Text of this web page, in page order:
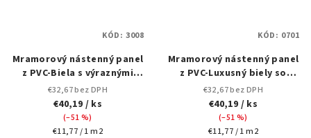
Mramorový nástenný panel
z PVC-Biela s výraznými
čiernymi žilami,-3008-
120x280 cm
€32,67 bez DPH
€40,19 / ks
(–51 %)
Jednotková
€11,77 / 1 m2
KÓD: 3008
Mramorový nástenný panel
z PVC-Luxusný biely so
sivými žilami-0701-120x280
cm,matný
€32,67 bez DPH
€40,19 / ks
(–51 %)
Jednotková
€11,77 / 1 m2
KÓD: 0701